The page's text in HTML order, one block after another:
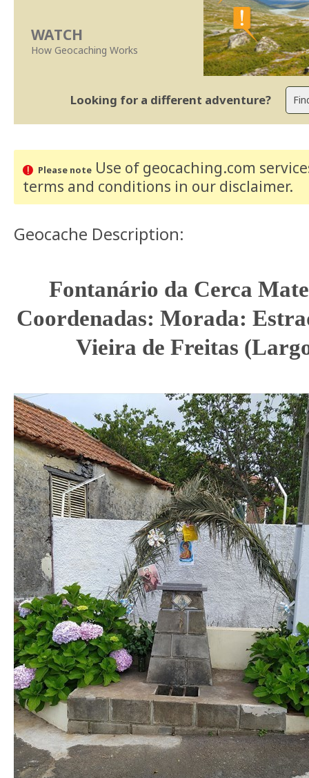
WATCH
How Geocaching Works
Looking for a different adventure?
Please noteUse of geocaching.com
terms and conditions in our disclaimer.
Geocache Description:
Fontanário da Cerca
Coordenadas: Morada:
Vieira de Freitas